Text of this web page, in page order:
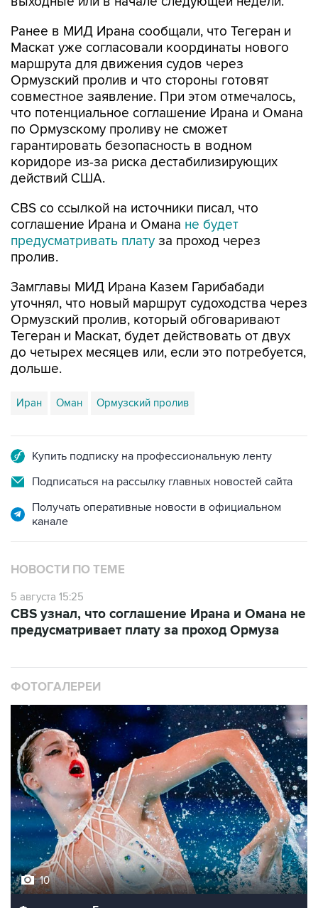
Ранее в МИД Ирана сообщали, что Тегеран и
Маскат уже согласовали координаты нового
маршрута для движения судов через
Ормузский пролив и что стороны готовят
совместное заявление. При этом отмечалось,
что потенциальное соглашение Ирана и Омана
по Ормузскому проливу не сможет
гарантировать безопасность в водном
коридоре из-за риска дестабилизирующих
действий США.
CBS со ссылкой на источники писал, что
соглашение Ирана и Омана не будет
предусматривать плату за проход через
пролив.
Замглавы МИД Ирана Казем Гарибабади
уточнял, что новый маршрут судоходства через
Ормузский пролив, который обговаривают
Тегеран и Маскат, будет действовать от двух
до четырех месяцев или, если это потребуется,
дольше.
Иран Оман Ормузский пролив
Купить подписку на профессиональную ленту
Подписаться на рассылку главных новостей сайта
Получать оперативные новости в официальном
канале
НОВОСТИ ПО ТЕМЕ
5 августа 15:25
CBS узнал, что соглашение Ирана и Омана не
предусматривает плату за проход Ормуза
ФОТОГАЛЕРЕИ
10